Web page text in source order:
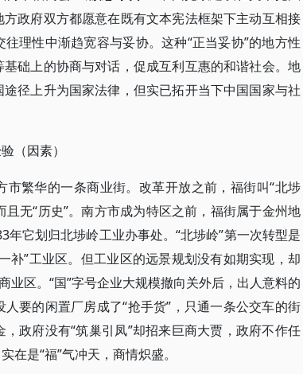
政府双方都愿意在既有文本宪法框架下主动互相接
理性中渐趋宽容与妥协。这种“正当妥协”的地方性
础上的协商与对话，促成互利互惠的和谐社会。地
径上升为国家法律，但实已拓开当下中国国家与社
（因素）
华的一条商业街。改革开放之前，福街叫“北埗
无“历史”。南方市成为特区之前，福街属于金州地
它划归北埗岭工业办事处。“北埗岭”第一次转型是
补”工业区。但工业区的远景规划没有如期实现，却
业区。“国”字号企业大规模撤向关外后，出人意料的
要的闲置厂房成了“抢手货”，只通一条公交车的街
政府没有“筑巢引凤”却招来巨商大贾，政府不作任
是“福”气冲天，商情炽盛。